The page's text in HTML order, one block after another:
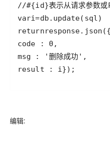
//#{id}表示从请求参数
vari=db . update( sql
returnresponse. json
code : 0
msg : '删除成功'
result : i });
编辑: